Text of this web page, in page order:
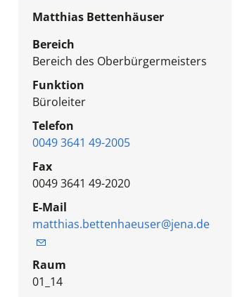
Matthias Bettenhäuser
Bereich
Bereich des Oberbürgermeisters
Funktion
Büroleiter
Telefon
0049 3641 49-2005
Fax
0049 3641 49-2020
E-Mail
matthias.bettenhaeuser@jena.de
Raum
01_14